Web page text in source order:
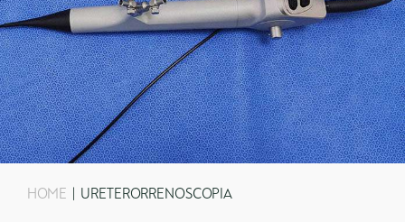
HOME URETERORRENOSCOPIA